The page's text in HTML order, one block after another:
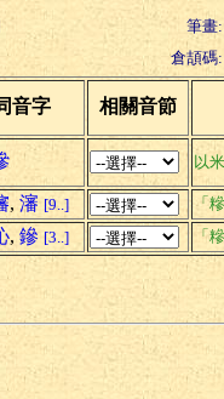
筆畫:
倉頡碼:
音字 相關音節
以
, 瀋 [9..] 「
, 鏒 [3..]
「